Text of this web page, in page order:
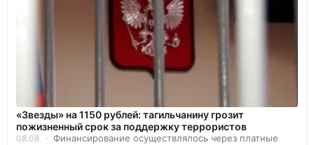
«Звезды» на 1150 рублей: тагильчанину грозит
пожизненный срок за поддержку террористов
08.08
Финансирование осуществлялось через платные